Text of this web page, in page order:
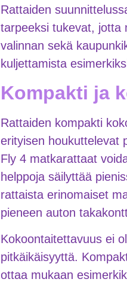
Rattaiden
tarpeeksi tukevat, jotta
valinnan sekä
kuljettamista
Kompakti ja
Rattaiden kompakti
erityisen houkuttelevat
Fly 4 matkarattaat
helppoja säilyttää
rattaista erinomaiset
pieneen auton
Kokoontaitettavuus ei
pitkäikäisyyttä.
ottaa mukaan